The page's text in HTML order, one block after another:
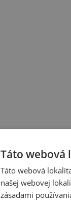
Táto webová
Táto webová
našej webovej
zásadami